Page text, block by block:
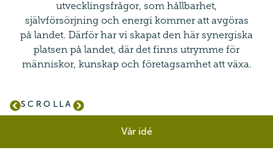
utvecklingsfrågor, som hållbarhet,
självförsörjning och energi kommer att avgöras
på landet. Därför har vi skapat den här synergiska
platsen på landet, där det finns utrymme för
människor, kunskap och företagsamhet att växa.
SCROLLA
Vår idé